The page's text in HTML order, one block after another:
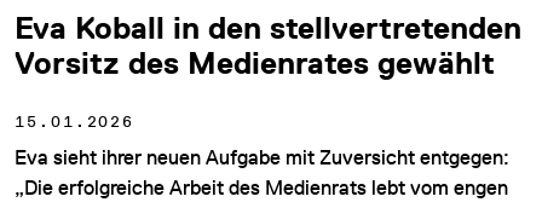
Eva Koball in den stellvertretenden
Vorsitz des Medienrates gewählt
15.01.2026
Eva sieht ihrer neuen Aufgabe mit Zuversicht entgegen:
„Die erfolgreiche Arbeit des Medienrats lebt vom engen